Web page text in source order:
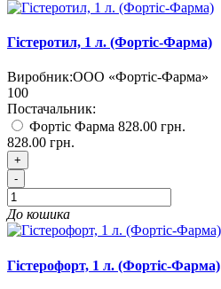
Гістеротил, 1 л. (Фортіс-Фарма)
Виробник:ООО «Фортіс-Фарма»
100
Постачальник:
Фортіс Фарма 828.00 грн.
828.00 грн.
+
-
До кошика
Гістерофорт, 1 л. (Фортіс-Фарма)